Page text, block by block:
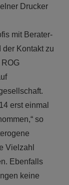
Drucker
mit Berater-
der Kontakt zu
ROG
erst einmal
so
Vielzahl
Ebenfalls
keine